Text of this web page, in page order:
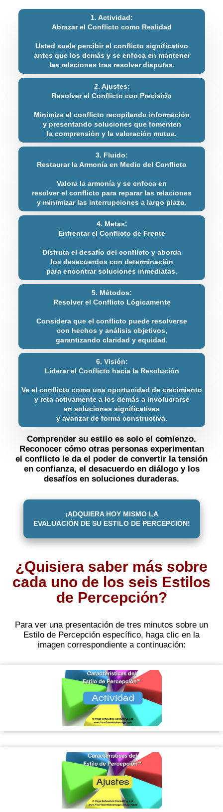
1. Actividad:
Abrazar el Conflicto como Realidad
Usted suele percibir el conflicto significativo
antes que los demás y se enfoca en mantener
las relaciones tras resolver disputas.
2. Ajustes:
Resolver el Conflicto con Precisión
Minimiza el conflicto recopilando información
y presentando soluciones que fomenten
la comprensión y la valoración mutua.
3. Fluido:
Restaurar la Armonía en Medio del Conflicto
Valora la armonía y se enfoca en
resolver el conflicto para reparar las relaciones
y minimizar las interrupciones a largo plazo.
4. Metas:
Enfrentar el Conflicto de Frente
Disfruta el desafío del conflicto y aborda
los desacuerdos con determinación
para encontrar soluciones inmediatas.
5. Métodos:
Resolver el Conflicto Lógicamente
Considera que el conflicto puede resolverse
con hechos y análisis objetivos,
garantizando claridad y equidad.
6. Visión:
Liderar el Conflicto hacia la Resolución
Ve el conflicto como una oportunidad de crecimiento
y reta activamente a los demás a involucrarse
en soluciones significativas
y avanzar de forma constructiva.
Comprender su estilo es solo el comienzo.
Reconocer cómo otras personas experimentan
el conflicto le da el poder de convertir la tensión
en confianza, el desacuerdo en diálogo y los
desafíos en soluciones duraderas.
¡ADQUIERA HOY MISMO LA
EVALUACIÓN DE SU ESTILO DE PERCEPCIÓN!
¿Quisiera saber más sobre
cada uno de los seis Estilos
de Percepción?
Para ver una presentación de tres minutos sobre un
Estilo de Percepción específico, haga clic en la
imagen correspondiente a continuación: